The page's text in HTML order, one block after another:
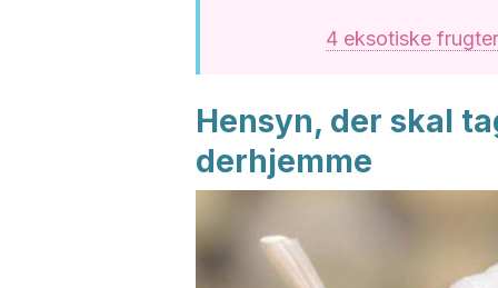
4 eksotiske
Hensyn, der skal
derhjemme